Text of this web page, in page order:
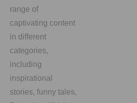
range of
captivating content
in different
categories,
including
inspirational
stories, funny tales,